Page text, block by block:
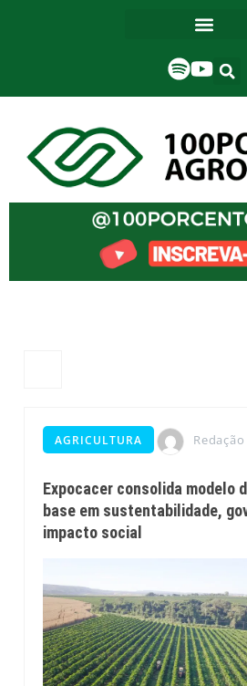
AGRICULTURA Redação
Expocacer consolida modelo
base em sustentabilidade,
impacto social